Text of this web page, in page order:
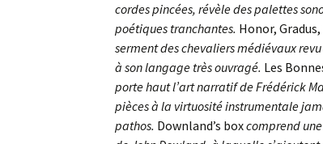
cordes pincées, révèle des palettes
poétiques tranchantes. Honor,
serment des chevaliers médiévaux
à son langage très ouvragé. Les
porte haut l’art narratif de Frédérick
pièces à la virtuosité instrumentale
pathos. Downland’s boxcomprend